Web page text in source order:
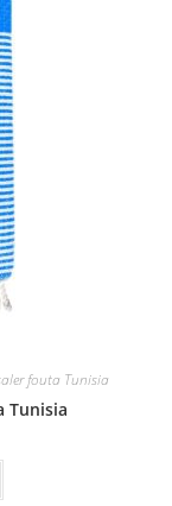
fouta Tunisia
Tunisia